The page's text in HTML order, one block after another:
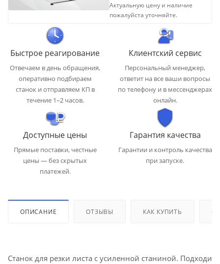
Актуальную цену и наличие
пожалуйста уточняйте.
Быстрое реагирование
Отвечаем в день обращения,
оперативно подбираем
станок и отправляем КП в
течение 1–2 часов.
Клиентский сервис
Персональный менеджер,
ответит на все ваши вопросы
по телефону и в мессенджерах
онлайн.
Доступные цены
Прямые поставки, честные
цены — без скрытых
платежей.
Гарантия качества
Гарантии и контроль качества
при запуске.
ОПИСАНИЕ ОТЗЫВЫ КАК КУПИТЬ
Станок для резки листа с усиленной станиной.